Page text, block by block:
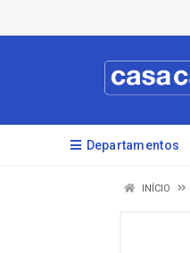
Departamentos
INÍCIO